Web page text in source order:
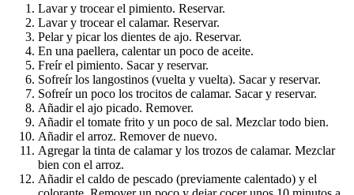
Lavar y trocear el pimiento. Reservar.
Lavar y trocear el calamar. Reservar.
Pelar y picar los dientes de ajo. Reservar.
En una paellera, calentar un poco de aceite.
Freír el pimiento. Sacar y reservar.
Sofreír los langostinos (vuelta y vuelta). Sacar y reservar.
Sofreír un poco los trocitos de calamar. Sacar y reservar.
Añadir el ajo picado. Remover.
Añadir el tomate frito y un poco de sal. Mezclar todo bien.
Añadir el arroz. Remover de nuevo.
Agregar la tinta de calamar y los trozos de calamar. Mezclar
bien con el arroz.
Añadir el caldo de pescado (previamente calentado) y el